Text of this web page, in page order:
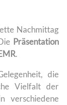
Nachmittag
Präsentation
.
die
Vielfalt der
verschiedene